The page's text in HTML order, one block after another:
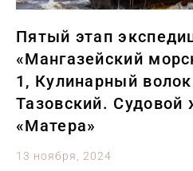
Пятый этап
«Мангазейский
1, Кулинарный
Тазовский. Судовой
«Матера»
13 ноября, 2024